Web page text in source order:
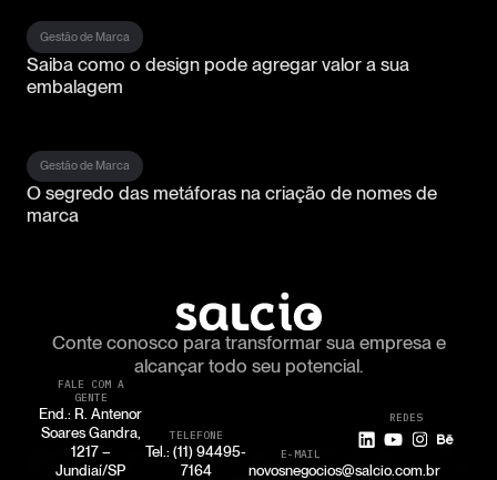
Gestão de Marca
Saiba como o design pode agregar valor a sua
embalagem
Gestão de Marca
O segredo das metáforas na criação de nomes de
marca
Conte conosco para transformar sua empresa e
alcançar todo seu potencial.
FALE COM A
GENTE
End.: R. Antenor
Soares Gandra,
1217 –
Jundiaí/SP
TELEFONE
Tel.: (11) 94495-
7164
E-MAIL
novosnegocios@salcio.com.br
REDES